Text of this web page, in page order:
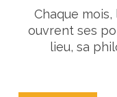
Chaque mois,
ouvrent ses
lieu, sa